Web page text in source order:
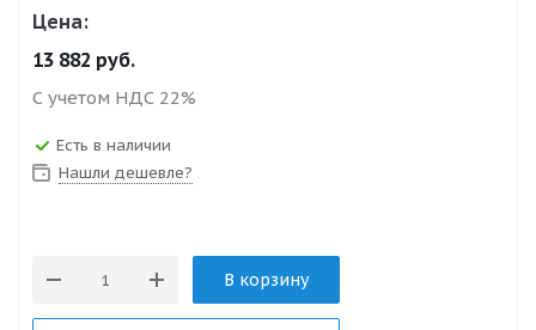
Цена:
13 882 руб.
С учетом НДС 22%
Есть в наличии
Нашли дешевле?
В корзину